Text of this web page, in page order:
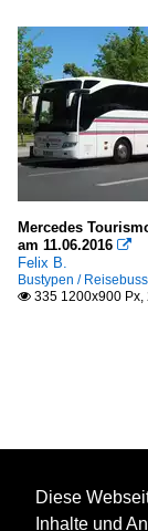
Mercedes
am 11.06.2016 
Felix B.
Bustypen /
 335 1200x900 Px,
Diese
Inhalte und